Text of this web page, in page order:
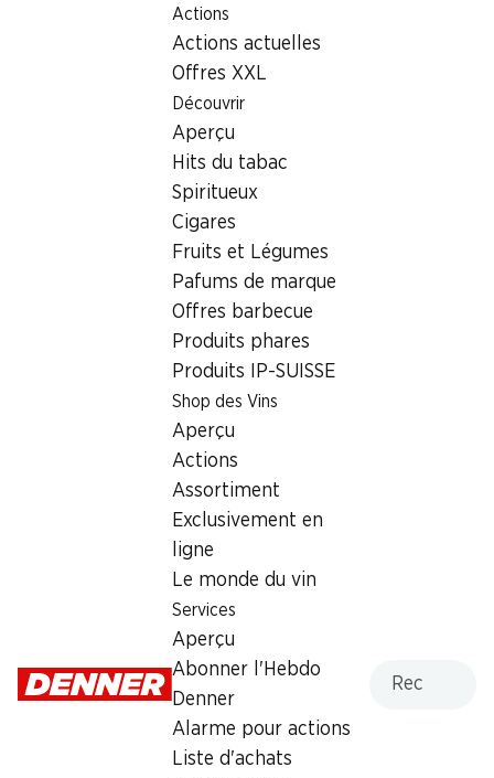
Actions
Actions actuelles
Offres XXL
Découvrir
Aperçu
Hits du tabac
Spiritueux
Cigares
Fruits et Légumes
Pafums de marque
Offres barbecue
Produits phares
Produits IP-SUISSE
Shop des Vins
Aperçu
Actions
Assortiment
Exclusivement en
ligne
Le monde du vin
Services
Aperçu
Abonner l'Hebdo
Denner
Alarme pour actions
Liste d'achats
Localisateur de succursales
Succursale Denner Ch. De Maillefer 59, 1052 Mont-sur-
1052 Mont-sur-Lausanne
Succursale Denner
Ch. De Maillefer 59, 1052 Mont-sur-Lausanne
Voir l’itinéraire
Heures d'ouverture
Jeudi 07:00 - 19:00
07:00 - 20:00